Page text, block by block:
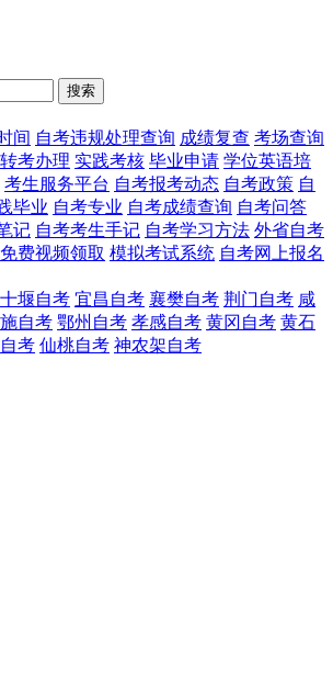
搜索
间 自考违规处理查询 成绩复查 考场查询
转考办理 实践考核 毕业申请 学位英语培
考生服务平台 自考报考动态 自考政策 自
毕业 自考专业 自考成绩查询 自考问答
记 自考考生手记 自考学习方法 外省自考
免费视频领取 模拟考试系统 自考网上报名
十堰自考 宜昌自考 襄樊自考 荆门自考 咸
自考 鄂州自考 孝感自考 黄冈自考 黄石
考 仙桃自考 神农架自考